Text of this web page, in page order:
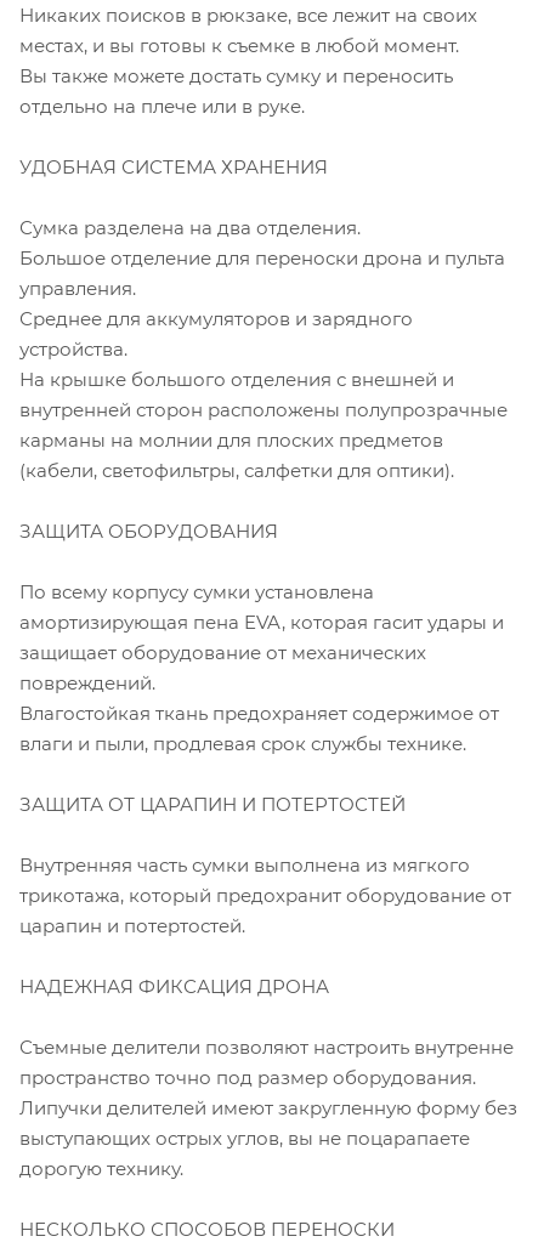
Никаких поисков в рюкзаке, все лежит на своих
местах, и вы готовы к съемке в любой момент.
Вы также можете достать сумку и переносить
отдельно на плече или в руке.
УДОБНАЯ СИСТЕМА ХРАНЕНИЯ
Сумка разделена на два отделения.
Большое отделение для переноски дрона и пульта
управления.
Среднее для аккумуляторов и зарядного
устройства.
На крышке большого отделения с внешней и
внутренней сторон расположены полупрозрачные
карманы на молнии для плоских предметов
(кабели, светофильтры, салфетки для оптики).
ЗАЩИТА ОБОРУДОВАНИЯ
По всему корпусу сумки установлена
амортизирующая пена EVA, которая гасит удары и
защищает оборудование от механических
повреждений.
Влагостойкая ткань предохраняет содержимое от
влаги и пыли, продлевая срок службы технике.
ЗАЩИТА ОТ ЦАРАПИН И ПОТЕРТОСТЕЙ
Внутренняя часть сумки выполнена из мягкого
трикотажа, который предохранит оборудование от
царапин и потертостей.
НАДЕЖНАЯ ФИКСАЦИЯ ДРОНА
Съемные делители позволяют настроить внутренне
пространство точно под размер оборудования.
Липучки делителей имеют закругленную форму без
выступающих острых углов, вы не поцарапаете
дорогую технику.
НЕСКОЛЬКО СПОСОБОВ ПЕРЕНОСКИ